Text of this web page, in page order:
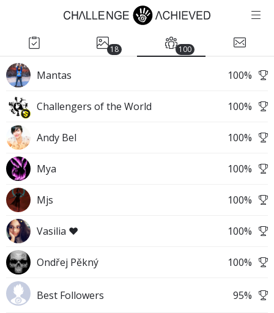
18 100
Mantas 100%
Challengers of the World 100%
Andy Bel 100%
Mya 100%
Mjs 100%
Vasilia ❤️ 100%
Ondřej Pěkný 100%
Best Followers 95%